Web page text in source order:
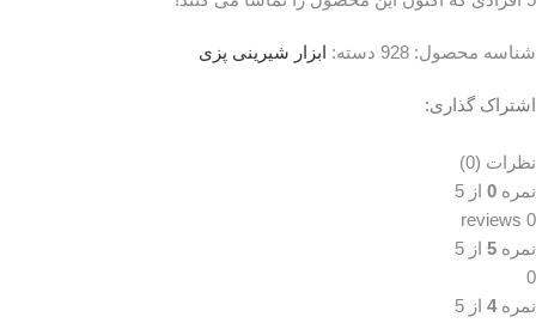
شناسه محصول: 928 دسته: ابزار شیرینی پزی
اشتراک گذاری:
نظرات (0)
نمره 0 از 5
0 reviews
نمره 5 از 5
0
نمره4 از 5